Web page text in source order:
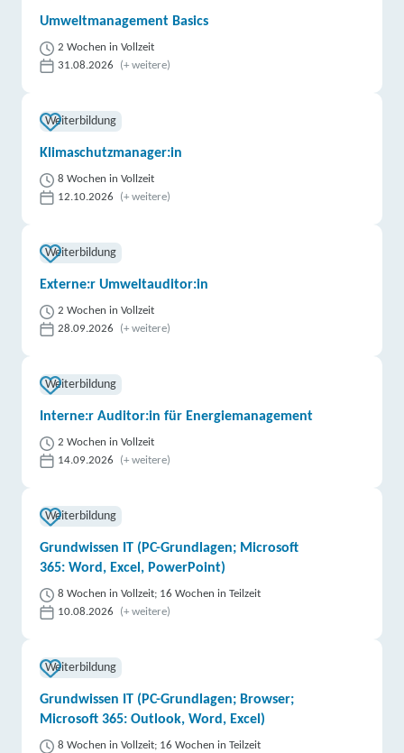
Umweltmanagement Basics
2 Wochen in Vollzeit
31.08.2026
(+ weitere)
Weiterbildung
Klimaschutzmanager:in
8 Wochen in Vollzeit
12.10.2026
(+ weitere)
Weiterbildung
Externe:r Umweltauditor:in
2 Wochen in Vollzeit
28.09.2026
(+ weitere)
Weiterbildung
Interne:r Auditor:in für Energiemanagement
2 Wochen in Vollzeit
14.09.2026
(+ weitere)
Weiterbildung
Grundwissen IT (PC-Grundlagen; Microsoft
365: Word, Excel, PowerPoint)
8 Wochen in Vollzeit; 16 Wochen in Teilzeit
10.08.2026
(+ weitere)
Weiterbildung
Grundwissen IT (PC-Grundlagen; Browser;
Microsoft 365: Outlook, Word, Excel)
8 Wochen in Vollzeit; 16 Wochen in Teilzeit